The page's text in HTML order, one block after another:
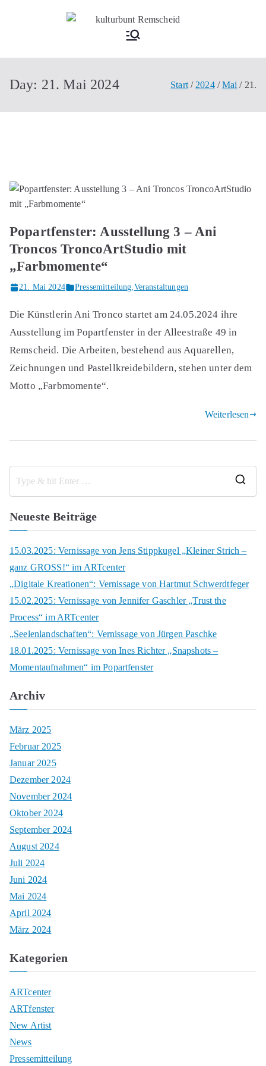
rbun
t
d
Day: 21. Mai 2024 Start 2024 Mai 21.
Popartfenster: Ausstellung 3 – Ani
Troncos TroncoArtStudio mit
„Farbmomente“
21. Mai 2024 Pressemitteilung,Veranstaltungen
Die Künstlerin Ani Tronco startet am 24.05.2024 ihre
Ausstellung im Popartfenster in der Alleestraße 49 in
Remscheid. Die Arbeiten, bestehend aus Aquarellen,
Zeichnungen und Pastellkreidebildern, stehen unter dem
Motto „Farbmomente“.
Weiterlesen
r
Neueste Beiträge
15.03.2025: Vernissage von Jens Stippkugel „Kleiner Strich –
ganz GROSS!“ im ARTcenter
„Digitale Kreationen“: Vernissage von Hartmut Schwerdtfeger
15.02.2025: Vernissage von Jennifer Gaschler „Trust the
Process“ im ARTcenter
„Seelenlandschaften“: Vernissage von Jürgen Paschke
18.01.2025: Vernissage von Ines Richter „Snapshots –
Momentaufnahmen“ im Popartfenster
Archiv
März 2025
Februar 2025
Januar 2025
Dezember 2024
November 2024
Oktober 2024
September 2024
August 2024
Juli 2024
Juni 2024
Mai 2024
April 2024
März 2024
Kategorien
ARTcenter
ARTfenster
New Artist
News
Pressemitteilung